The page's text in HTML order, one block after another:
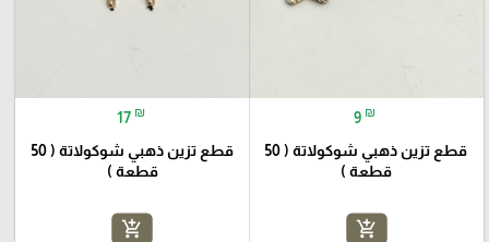
9 ₪
قطع تزين ذهبي شوكولاتة ( 50
قطعة )
add_shopping_cart
17 ₪
قطع تزين ذهبي شوكولاتة ( 50
قطعة )
add_shopping_cart